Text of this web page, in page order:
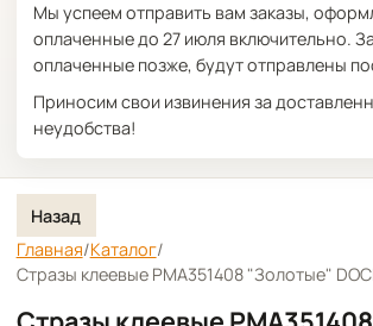
Мы успеем отправить вам заказы,
оплаченные до 27 июля включительно.
оплаченные позже, будут отправлены
Приносим свои извинения за
неудобства!
Назад
Главная/Каталог/
Стразы клеевые PMA351408 "Золотые"